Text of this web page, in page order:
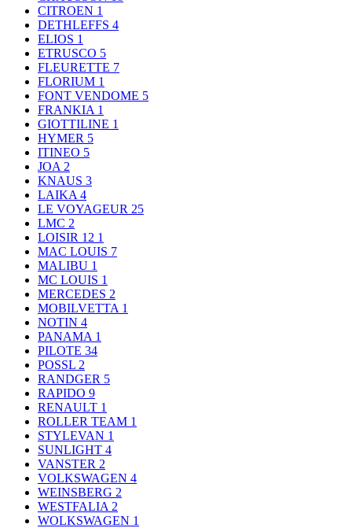
CITROEN 1
DETHLEFFS 4
ELIOS 1
ETRUSCO 5
FLEURETTE 7
FLORIUM 1
FONT VENDOME 5
FRANKIA 1
GIOTTILINE 1
HYMER 5
ITINEO 5
JOA 2
KNAUS 3
LAIKA 4
LE VOYAGEUR 25
LMC 2
LOISIR 12 1
MAC LOUIS 7
MALIBU 1
MC LOUIS 1
MERCEDES 2
MOBILVETTA 1
NOTIN 4
PANAMA 1
PILOTE 34
POSSL 2
RANDGER 5
RAPIDO 9
RENAULT 1
ROLLER TEAM 1
STYLEVAN 1
SUNLIGHT 4
VANSTER 2
VOLKSWAGEN 4
WEINSBERG 2
WESTFALIA 2
WOLKSWAGEN 1